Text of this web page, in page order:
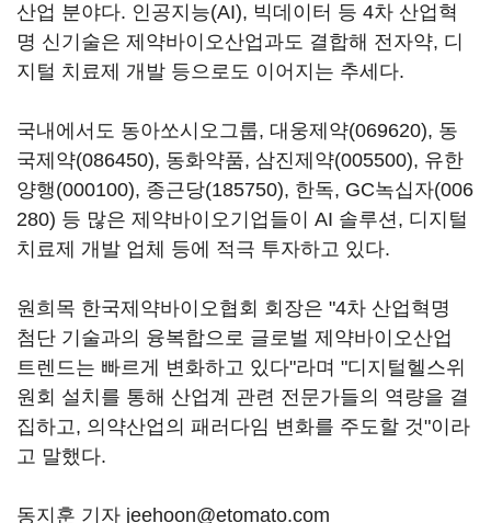
산업 분야다. 인공지능(AI), 빅데이터 등 4차 산업혁
명 신기술은 제약바이오산업과도 결합해 전자약, 디
지털 치료제 개발 등으로도 이어지는 추세다.
국내에서도 동아쏘시오그룹, 대웅제약(069620), 동
국제약(086450), 동화약품, 삼진제약(005500), 유한
양행(000100), 종근당(185750), 한독, GC녹십자(006
280) 등 많은 제약바이오기업들이 AI 솔루션, 디지털
치료제 개발 업체 등에 적극 투자하고 있다.
원희목 한국제약바이오협회 회장은 "4차 산업혁명
첨단 기술과의 융복합으로 글로벌 제약바이오산업
트렌드는 빠르게 변화하고 있다"라며 "디지털헬스위
원회 설치를 통해 산업계 관련 전문가들의 역량을 결
집하고, 의약산업의 패러다임 변화를 주도할 것"이라
고 말했다.
동지훈 기자 jeehoon@etomato.com